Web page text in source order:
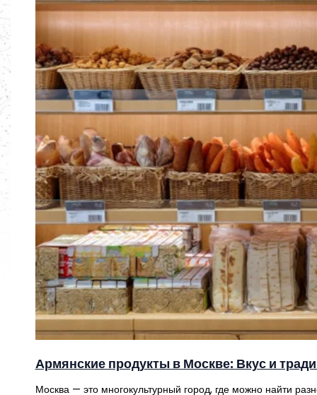
Армянские продукты в Москве: Вкус и
Москва — это многокультурный город, где можно найти